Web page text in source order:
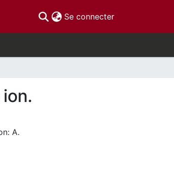
Se connecter(current)
A.